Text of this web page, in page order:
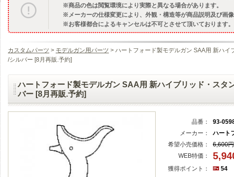
商品の色は閲覧環境により実際と異なる場合があります。
メーカーの仕様変更により、外観・構造等が商品説明及び画
お客様都合によるキャンセルは不可とさせて頂いております
カスタムパーツ > モデルガン用パーツ > ハートフォード製モデルガン SAA用 新ハ
/シルバー [8月再販.予約]
ハートフォード製モデルガン SAA用 新ハイブリッド・スタ
バー [8月再販.予約]
品番：
93-
メーカー：
ハート
希望小売価格：
6,600円
WEB特価：
獲得ポイント： 54